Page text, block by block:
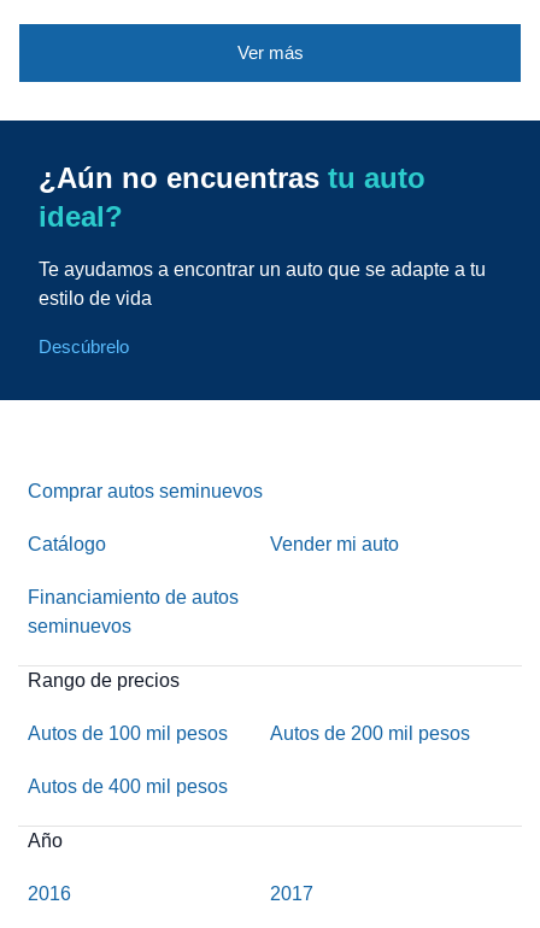
Ver más
¿Aún no encuentras tu auto
ideal?
Te ayudamos a encontrar un auto que se adapte a tu
estilo de vida
Descúbrelo
Comprar autos seminuevos
Catálogo Vender mi auto
Financiamiento de autos
seminuevos
Rango de precios
Autos de 100 mil pesos Autos de 200 mil pesos
Autos de 400 mil pesos
Año
2016 2017